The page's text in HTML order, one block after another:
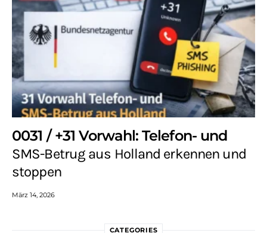
0031 / +31 Vorwahl: Telefon- und
SMS-Betrug aus Holland erkennen und
stoppen
März 14, 2026
CATEGORIES